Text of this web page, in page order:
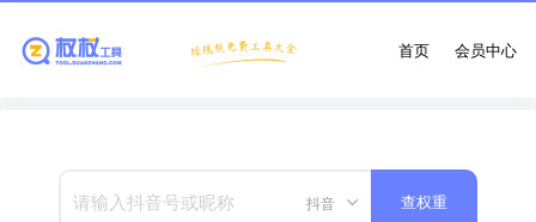
会员中心
首页
抖音 查权重